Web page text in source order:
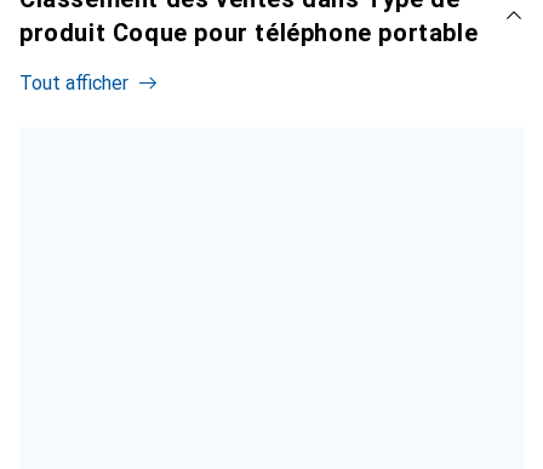
produit Coque pour téléphone portable
Tout afficher